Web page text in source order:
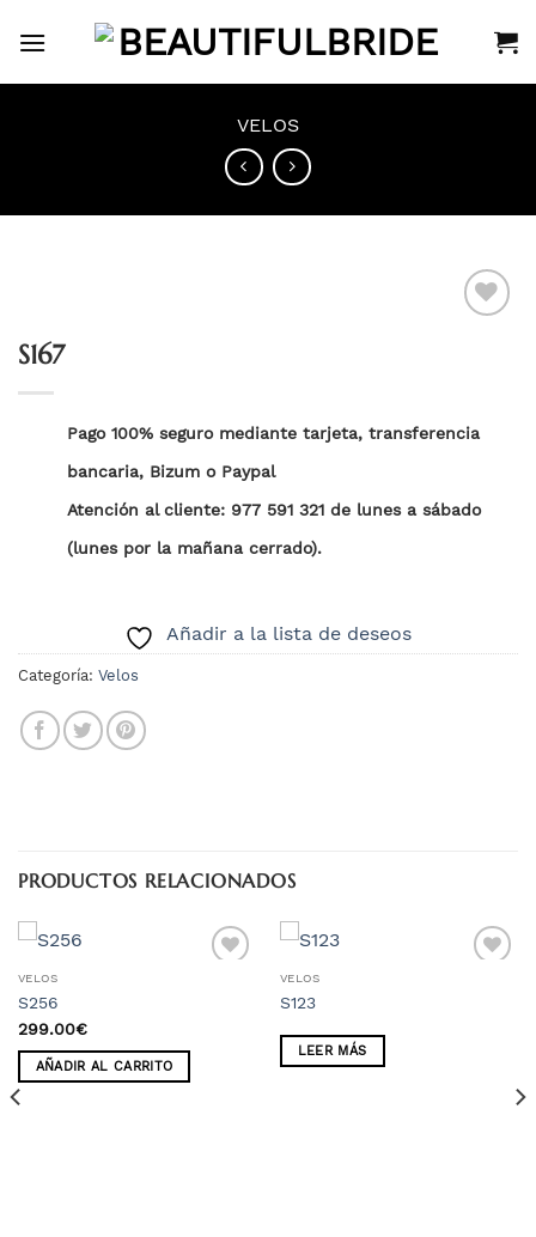
VELOS
lista
de
S167
Pago 100% seguro mediante tarjeta, transferencia
bancaria, Bizum o Paypal
Atención al cliente: 977 591 321 de lunes a sábado
(lunes por la mañana cerrado).
Añadir a la lista de deseos
Categoría: Velos
PRODUCTOS RELACIONADOS
VELOS
S256
299.00€
AÑADIR AL CARRITO
VELOS
S123
LEER MÁS